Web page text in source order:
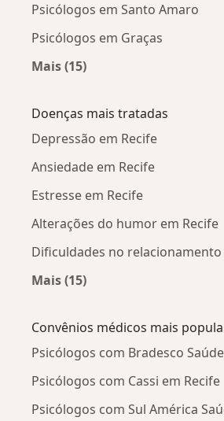
Psicólogos em Santo Amaro
Psicólogos em Graças
Mais (15)
Doenças mais tratadas
Depressão em Recife
Ansiedade em Recife
Estresse em Recife
Alterações do humor em Recife
Dificuldades no relacionamento
Mais (15)
Convênios médicos mais
Psicólogos com Bradesco
Psicólogos com Cassi em Recife
Psicólogos com Sul América